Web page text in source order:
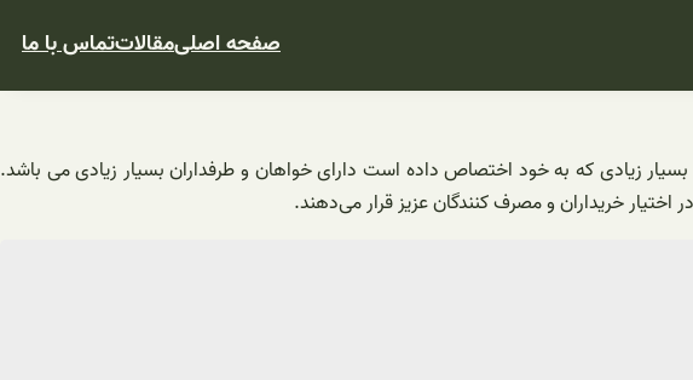
صفحه اصلیمقالاتتماس با ما
زیادی که به خود اختصاص داده است دارای خواهان و طرفداران بسیار زیادی می باشد.
اختیار خریداران و مصرف ‌کنندگان عزیز قرار می‌دهند.